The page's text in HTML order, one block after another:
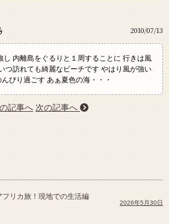
2010/07/13
し 内離島をぐるりと１周することに 行きは風
つ訪れても綺麗なビーチです やはり風が強い
びり過ごす あぁ夏色の海・・・
記事へ 次の記事へ
フリカ旅！現地での生活編
2026年5月30日